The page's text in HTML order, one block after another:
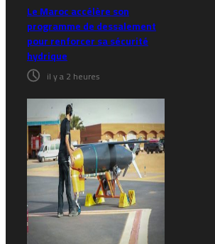
Le Maroc accélère son
programme de dessalement
pour renforcer sa sécurité
hydrique
il y a 2 heures